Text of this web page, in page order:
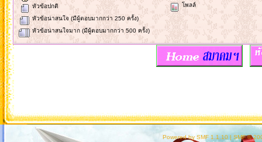
หัวข้อปกติ
หัวข้อน่าสนใจ (มีผู้ตอบมากกว่า 250 ครั้ง)
หัวข้อน่าสนใจมาก (มีผู้ตอบมากกว่า 500 ครั้ง)
โพลล์
Powered by SMF 1.1.10 | SMF ©